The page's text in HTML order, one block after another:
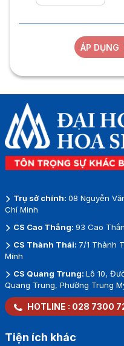
ÁP DỤNG
Trụ sở chính: 08 Nguyễn
Chí Minh
CS Cao Thắng: 93 Cao
CS Thành Thái: 7/1 Thành
Minh
CS Quang Trung: Lô 10,
Quang Trung, Phường Trung
HOTLINE : 028 7300
Tiện ích khác